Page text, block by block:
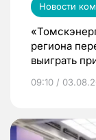
Новости
региона
выиграть
09:10 /